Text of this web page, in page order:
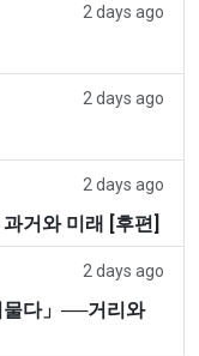
2 days ago
2 days ago
2 days ago
거와 미래 [후편]
2 days ago
물다」──거리와